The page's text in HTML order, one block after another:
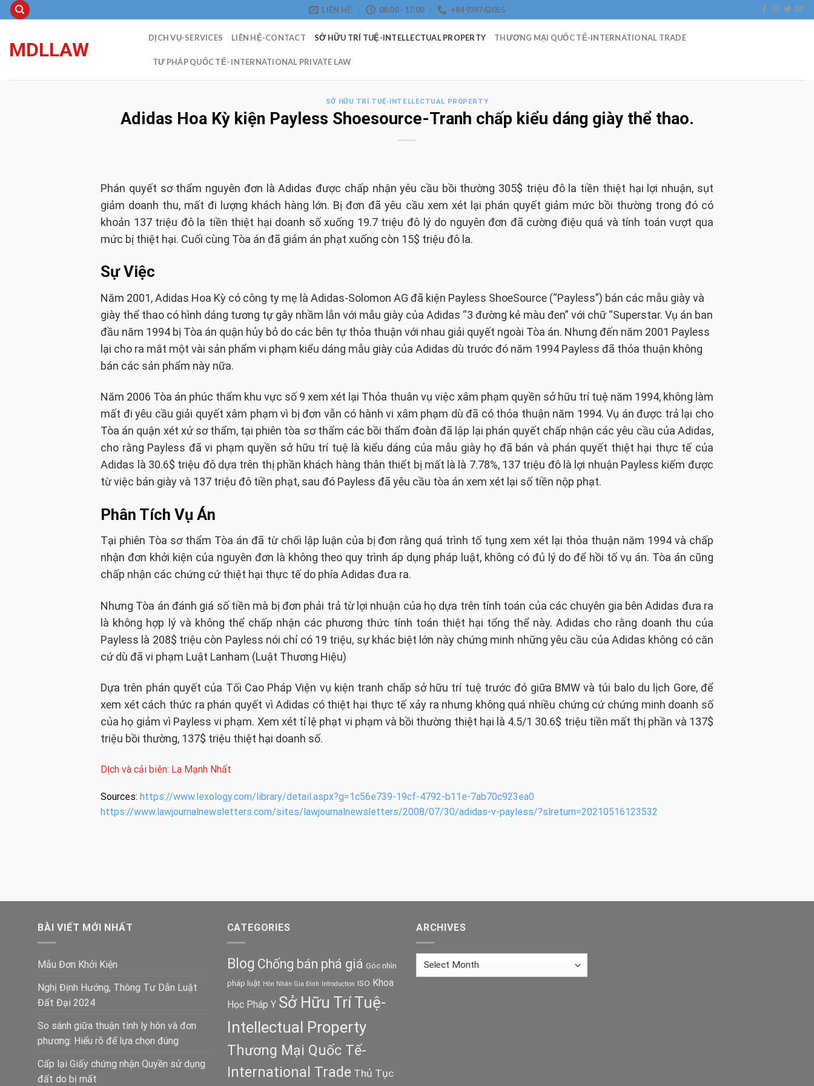
Skip
to
LIÊN HỆ 08:00 - 17:00 +84 939762055
MDLLAW
DỊCH VỤ-SERVICES LIÊN HỆ-CONTACT SỞ HỮU TRÍ TUỆ-INTELLECTUAL PROPERTY THƯƠNG MẠI QUỐC TẾ-INTERNATIONAL TRADE
TƯ PHÁP QUỐC TẾ- INTERNATIONAL PRIVATE LAW
SỞ HỮU TRÍ TUỆ-INTELLECTUAL PROPERTY
Adidas Hoa Kỳ kiện Payless Shoesource-Tranh chấp kiểu dáng giày thể thao.
Phán quyết sơ thẩm nguyên đơn là Adidas được chấp nhận yêu cầu bồi thường 305$ triệu đô la tiền thiệt hại lợi nhuận, sụt
giảm doanh thu, mất đi lượng khách hàng lớn. Bị đơn đã yêu cầu xem xét lại phán quyết giảm mức bồi thường trong đó có
khoản 137 triệu đô la tiền thiệt hại doanh số xuống 19.7 triệu đô lý do nguyên đơn đã cường điệu quá và tính toán vượt qua
mức bị thiệt hại. Cuối cùng Tòa án đã giảm án phạt xuống còn 15$ triệu đô la.
Sự Việc
Năm 2001, Adidas Hoa Kỳ có công ty mẹ là Adidas-Solomon AG đã kiện Payless ShoeSource (“Payless”) bán các mẫu giày và
giày thể thao có hình dáng tương tự gây nhầm lẫn với mẫu giày của Adidas “3 đường kẻ màu đen” với chữ “Superstar. Vụ án ban
đầu năm 1994 bị Tòa án quận hủy bỏ do các bên tự thỏa thuận với nhau giải quyết ngoài Tòa án. Nhưng đến năm 2001 Payless
lại cho ra mắt một vài sản phẩm vi phạm kiểu dáng mẫu giày của Adidas dù trước đó năm 1994 Payless đã thỏa thuận không
bán các sản phẩm này nữa.
Năm 2006 Tòa án phúc thẩm khu vực số 9 xem xét lại Thỏa thuân vụ việc xâm phạm quyền sở hữu trí tuệ năm 1994, không làm
mất đi yêu cầu giải quyết xâm phạm vì bị đơn vẫn có hành vi xâm phạm dù đã có thỏa thuận năm 1994. Vụ án được trả lại cho
Tòa án quận xét xử sơ thẩm, tại phiên tòa sơ thẩm các bồi thẩm đoàn đã lập lại phán quyết chấp nhận các yêu cầu của Adidas,
cho rằng Payless đã vi phạm quyền sở hữu trí tuệ là kiểu dáng của mẫu giày họ đã bán và phán quyết thiệt hại thực tế của
Adidas là 30.6$ triệu đô dựa trên thị phần khách hàng thân thiết bị mất là là 7.78%, 137 triệu đô là lợi nhuận Payless kiếm được
từ việc bán giày và 137 triệu đô tiền phạt, sau đó Payless đã yêu cầu tòa án xem xét lại số tiền nộp phạt.
Phân Tích Vụ Án
Tại phiên Tòa sơ thẩm Tòa án đã từ chối lập luận của bị đơn rằng quá trình tố tụng xem xét lại thỏa thuận năm 1994 và chấp
nhận đơn khởi kiện của nguyên đơn là không theo quy trình áp dụng pháp luật, không có đủ lý do để hồi tố vụ án. Tòa án cũng
chấp nhận các chứng cứ thiệt hại thực tế do phía Adidas đưa ra.
Nhưng Tòa án đánh giá số tiền mà bị đơn phải trả từ lợi nhuận của họ dựa trên tính toán của các chuyên gia bên Adidas đưa ra
là không hợp lý và không thể chấp nhận các phương thức tính toán thiệt hại tổng thể này. Adidas cho rằng doanh thu của
Payless là 208$ triệu còn Payless nói chỉ có 19 triệu, sự khác biệt lớn này chứng minh những yêu cầu của Adidas không có căn
cứ dù đã vi phạm Luật Lanham (Luật Thương Hiệu)
Dựa trên phán quyết của Tối Cao Pháp Viện vụ kiện tranh chấp sở hữu trí tuệ trước đó giữa BMW và túi balo du lịch Gore, để
xem xét cách thức ra phán quyết vì Adidas có thiệt hại thực tế xảy ra nhưng không quá nhiều chứng cứ chứng minh doanh số
của họ giảm vì Payless vi phạm. Xem xét tỉ lệ phạt vi phạm và bồi thường thiệt hại là 4.5/1 30.6$ triệu tiền mất thị phần và 137$
triệu bồi thường, 137$ triệu thiệt hại doanh số.
DỊch và cải biên: La Mạnh Nhất
Sources: https://www.lexology.com/library/detail.aspx?g=1c56e739-19cf-4792-b11e-7ab70c923ea0
https://www.lawjournalnewsletters.com/sites/lawjournalnewsletters/2008/07/30/adidas-v-payless/?slreturn=20210516123532
BÀI VIẾT MỚI NHẤT
Mẫu Đơn Khởi Kiện
Nghị Định Hướng, Thông Tư Dẫn Luật
Đất Đại 2024
So sánh giữa thuận tình ly hôn và đơn
phương: Hiểu rõ để lựa chọn đúng
Cấp lại Giấy chứng nhận Quyền sử dụng
đất do bị mất
CATEGORIES
Blog Chống bán phá giá Góc nhìn
pháp luật Hôn Nhân Gia Đình Introduction ISO Khoa
Học Pháp Y Sở Hữu Trí Tuệ-
Intellectual Property
Thương Mại Quốc Tế-
International Trade Thủ Tục
ARCHIVES
Archives